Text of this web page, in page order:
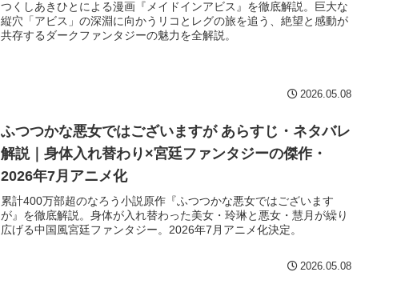
つくしあきひとによる漫画『メイドインアビス』を徹底解説。巨大な
縦穴「アビス」の深淵に向かうリコとレグの旅を追う、絶望と感動が
共存するダークファンタジーの魅力を全解説。
2026.05.08
ふつつかな悪女ではございますが あらすじ・ネタバレ
解説｜身体入れ替わり×宮廷ファンタジーの傑作・
2026年7月アニメ化
累計400万部超のなろう小説原作『ふつつかな悪女ではございます
が』を徹底解説。身体が入れ替わった美女・玲琳と悪女・慧月が繰り
広げる中国風宮廷ファンタジー。2026年7月アニメ化決定。
2026.05.08